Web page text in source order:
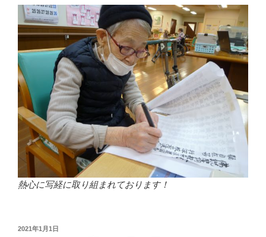
熱心に写経に取り組まれております！
投
2021年1月1日